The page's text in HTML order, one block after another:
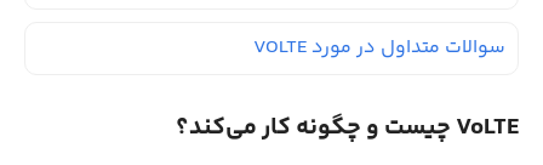
سوالات متداول در مورد VOLTE
VoLTE چیست و چگونه کار می‌کند؟